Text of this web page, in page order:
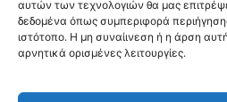
αυτών των τεχνολογιών θα μας
δεδομένα όπως συμπεριφορά
ιστότοπο. Η μη συναίινεση ή η άρση
αρνητικά ορισμένες λειτουργίες.
Η BOXmind παρέχει
υπηρεσίες. Δεν προσφέρει
διαγραφής οφειλών.